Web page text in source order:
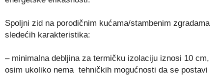
Spoljni zid na porodičnim kućama/stambenim zgradama
sledećih karakteristika:
– minimalna debljina za termičku izolaciju iznosi 10 cm,
osim ukoliko nema tehničkih mogućnosti da se postavi